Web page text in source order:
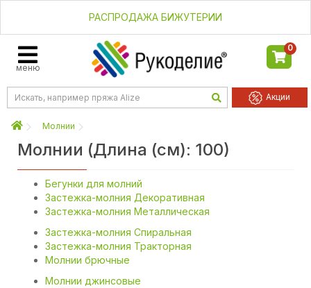
РАСПРОДАЖА БИЖУТЕРИИ
меню
0
Акции
Молнии
Молнии (Длина (см): 100)
Бегунки для молний
Застежка-молния Декоративная
Застежка-молния Металлическая
Застежка-молния Спиральная
Застежка-молния Тракторная
Молнии брючные
Молнии джинсовые